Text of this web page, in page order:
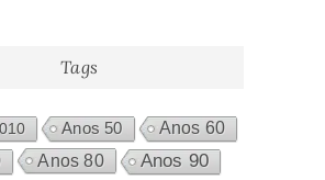
Tags
Anos 50
Anos 60
Anos 80 Anos 90